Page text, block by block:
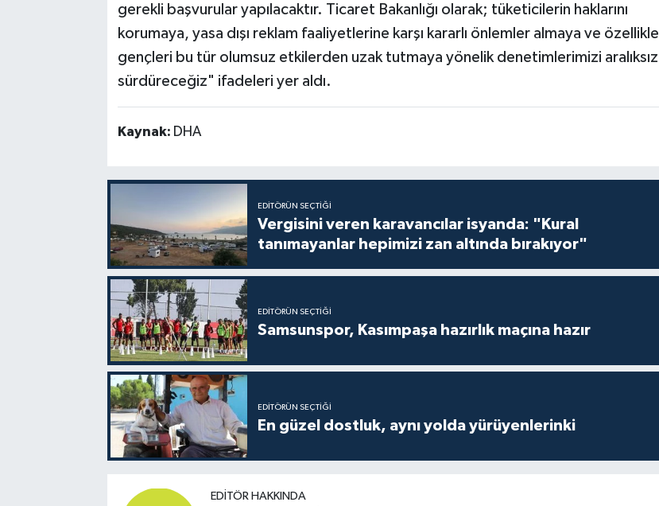
gerekli başvurular yapılacaktır. Ticaret Bakanlığı olarak; tüketicilerin haklarını
korumaya, yasa dışı reklam faaliyetlerine karşı kararlı önlemler almaya ve özellikle
gençleri bu tür olumsuz etkilerden uzak tutmaya yönelik denetimlerimizi aralıksız
sürdüreceğiz" ifadeleri yer aldı.
Kaynak: DHA
EDITÖRÜN SEÇTIĞI
Vergisini veren karavancılar isyanda: "Kural
tanımayanlar hepimizi zan altında bırakıyor"
EDITÖRÜN SEÇTIĞI
Samsunspor, Kasımpaşa hazırlık maçına hazır
EDITÖRÜN SEÇTIĞI
En güzel dostluk, aynı yolda yürüyenlerinki
EDITÖR HAKKINDA